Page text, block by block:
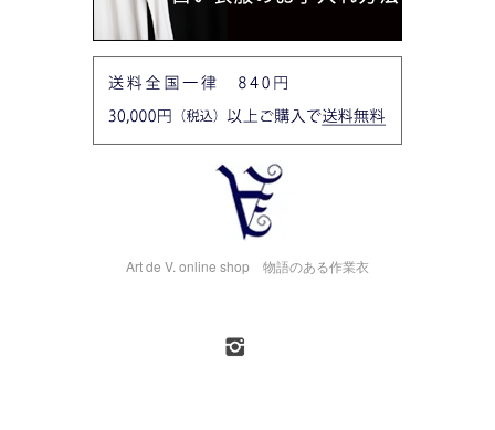
Art de V. online shop 物語のある作業衣